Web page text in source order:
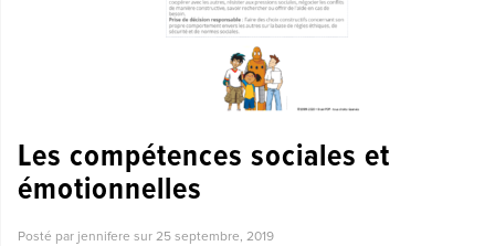
Les compétences sociales et
émotionnelles
Posté par jennifere sur 25 septembre, 2019